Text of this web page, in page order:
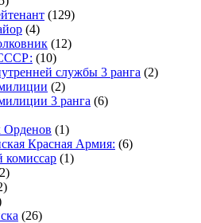
(129)
(4)
(12)
(10)
службы 3 ранга (2)
(2)
3 ранга (6)
Орденов (1)
Красная Армия: (6)
комиссар (1)
(26)